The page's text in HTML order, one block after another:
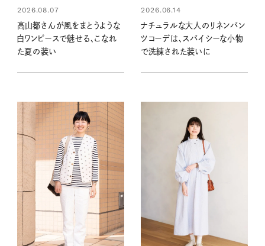
2026.08.07
高山都さんが風をまとうような
白ワンピースで魅せる、こなれ
た夏の装い
2026.06.14
ナチュラルな大人のリネンパン
ツコーデは、スパイシーな小物
で洗練された装いに